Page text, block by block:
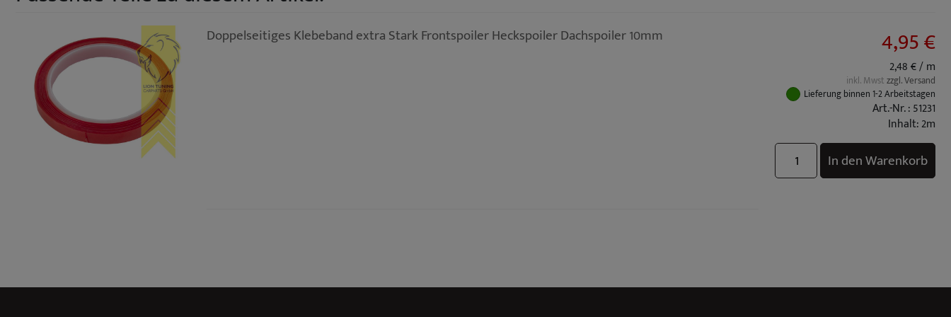
Doppelseitiges Klebeband extra Stark Frontspoiler Heckspoiler Dachspoiler 10mm 4,95 €
2,48 € / m
inkl. Mwstzzgl. Versand
Lieferung binnen 1-2 Arbeitstagen
Art.-Nr. : 51231
Inhalt: 2m
In den Warenkorb